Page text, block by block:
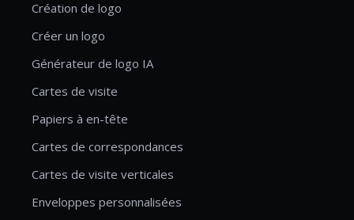
Création de logo
Créer un logo
Générateur de logo IA
Cartes de visite
Papiers à en-tête
Cartes de correspondances
Cartes de visite verticales
Enveloppes personnalisées